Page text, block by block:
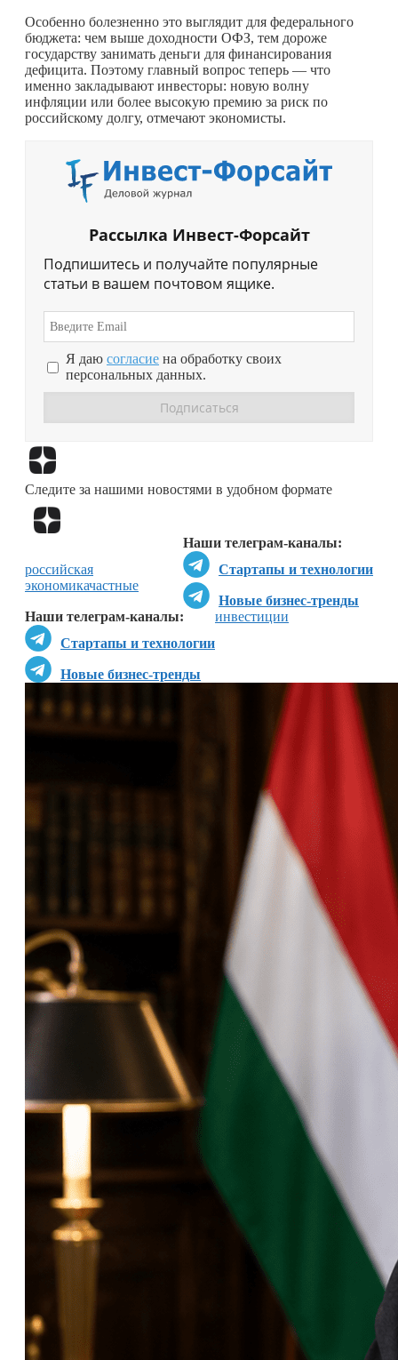
Особенно болезненно это выглядит для федерального
бюджета: чем выше доходности ОФЗ, тем дороже
государству занимать деньги для финансирования
дефицита. Поэтому главный вопрос теперь — что
именно закладывают инвесторы: новую волну
инфляции или более высокую премию за риск по
российскому долгу, отмечают экономисты.
Рассылка Инвест-Форсайт
Подпишитесь и получайте популярные
статьи в вашем почтовом ящике.
Я даю согласие на обработку своих
персональных данных.
Следите за нашими новостями в удобном формате
Наши телеграм-каналы:
Стартапы и технологии
Новые бизнес-тренды
Наши телеграм-каналы:
Стартапы и технологии
Новые бизнес-тренды
российская
экономикачастные
инвестиции